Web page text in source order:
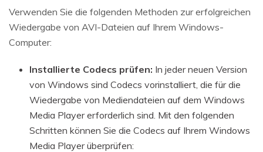
Verwenden Sie die folgenden Methoden zur erfolgreichen
Wiedergabe von AVI-Dateien auf Ihrem Windows-
Computer:
Installierte Codecs prüfen: In jeder neuen Version
von Windows sind Codecs vorinstalliert, die für die
Wiedergabe von Mediendateien auf dem Windows
Media Player erforderlich sind. Mit den folgenden
Schritten können Sie die Codecs auf Ihrem Windows
Media Player überprüfen: